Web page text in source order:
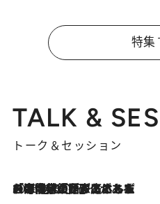
特集
TALK &
トーク＆セッション
2026.8.3
「今後値上げがあるとすれば…」「リスクがあるのは今年の冬」エネルギー専門家が語る、ホルムズ海峡封鎖が家庭にもたらす“ある心配”